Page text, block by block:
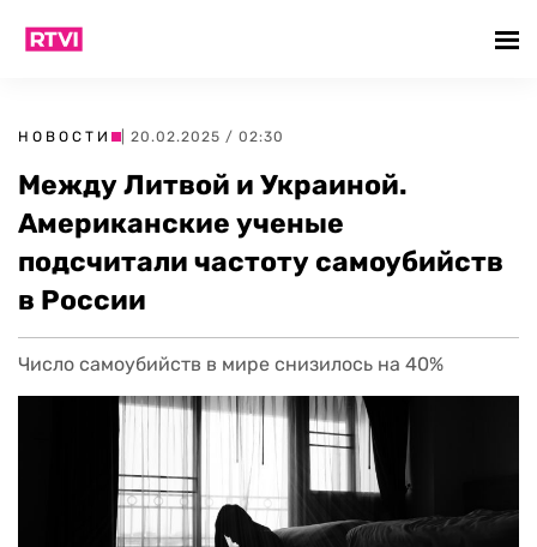
НОВОСТИ | 20.02.2025 / 02:30
Между Литвой и Украиной.
Американские ученые
подсчитали частоту самоубийств
в России
Число самоубийств в мире снизилось на 40%